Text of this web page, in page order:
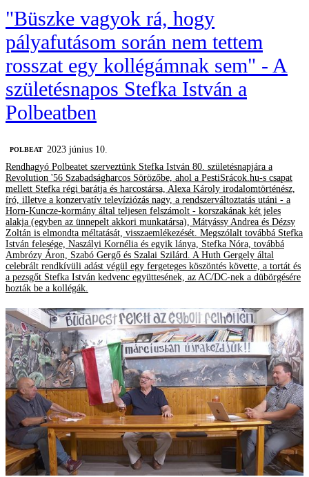
"Büszke vagyok rá, hogy
pályafutásom során nem tettem
rosszat egy kollégámnak sem" - A
születésnapos Stefka István a
Polbeatben
‎POLBEAT
2023 június 10.
Rendhagyó Polbeatet szerveztünk Stefka István 80. születésnapjára a
Revolution '56 Szabadságharcos Sörözőbe, ahol a PestiSrácok.hu-s csapat
mellett Stefka régi barátja és harcostársa, Alexa Károly irodalomtörténész,
író, illetve a konzervatív televíziózás nagy, a rendszerváltoztatás utáni - a
Horn-Kuncze-kormány által teljesen felszámolt - korszakának két jeles
alakja (egyben az ünnepelt akkori munkatársa), Mátyássy Andrea és Dézsy
Zoltán is elmondta méltatását, visszaemlékezését. Megszólalt továbbá Stefka
István felesége, Naszályi Kornélia és egyik lánya, Stefka Nóra, továbbá
Ambrózy Áron, Szabó Gergő és Szalai Szilárd. A Huth Gergely által
celebrált rendkívüli adást végül egy fergeteges köszöntés követte, a tortát és
a pezsgőt Stefka István kedvenc együttesének, az AC/DC-nek a dübörgésére
hozták be a kollégák.